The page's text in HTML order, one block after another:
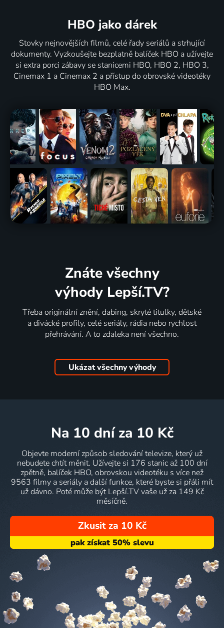
HBO jako dárek
Stovky nejnovějších filmů, celé řady seriálů a strhující
dokumenty. Vyzkoušejte bezplatně balíček HBO a užívejte
si extra porci zábavy se stanicemi HBO, HBO 2, HBO 3,
Cinemax 1 a Cinemax 2 a přístup do obrovské videotéky
HBO Max.
Znáte všechny
výhody Lepší.TV?
Třeba originální znění, dabing, skryté titulky, dětské
a divácké profily, celé seriály, rádia nebo rychlost
přehrávání. A to zdaleka není všechno.
Ukázat všechny výhody
na 10 dní za 10 Kč
Objevte moderní způsob sledování televize, který už
nebudete chtít měnit. Užívejte si 176 stanic až 100 dní
zpětně, balíček HBO, obrovskou videotéku s více než
9563 filmy a seriály a další funkce, které byste si přáli mít
už dávno. Poté může být Lepší.TV vaše už za 149 Kč
měsíčně.
Zkusit za 10 Kč